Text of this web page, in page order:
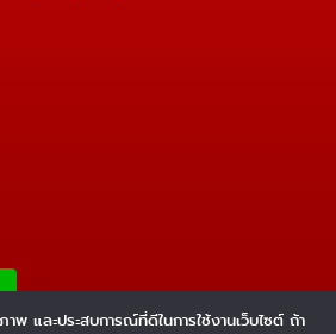
าพ และประสบการณ์ที่ดีในการใช้งานเว็บไซต์ ถ้า
1